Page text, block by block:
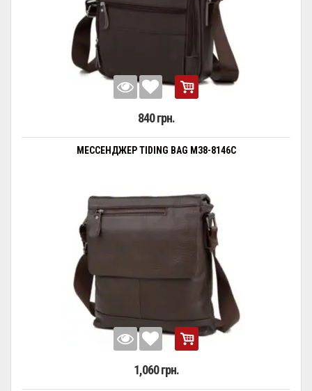
840 грн.
МЕССЕНДЖЕР TIDING BAG M38-8146C
1,060 грн.